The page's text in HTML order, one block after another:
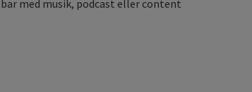
med musik, podcast eller content